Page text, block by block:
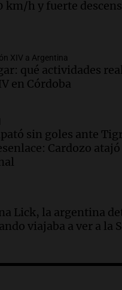
de cierre por falta de
Madres en Rosario
Rosario
Pedro Colombo,
“Las tecnologías
el contacto con la
hoy
17 metros en Nueva
Federal
del Tigo 7
km/h y fuerte
XIV a Argentina
qué actividades
en Córdoba
sin goles ante
Cardozo
Lick, la argentina
viajaba a ver a la